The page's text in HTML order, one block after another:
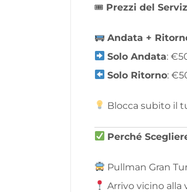
🎟 Prezzi del
Andata +
Solo Andata:
Solo Ritorno:
Blocca subito il
Perché
Pullman Gran
Arrivo vicino